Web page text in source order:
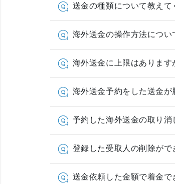
送金の種類について教えて
海外送金の操作方法につい
海外送金に上限はあります
海外送金予約をした送金
予約した海外送金の取り消
登録した受取人の削除がで
送金依頼した金額で着金で